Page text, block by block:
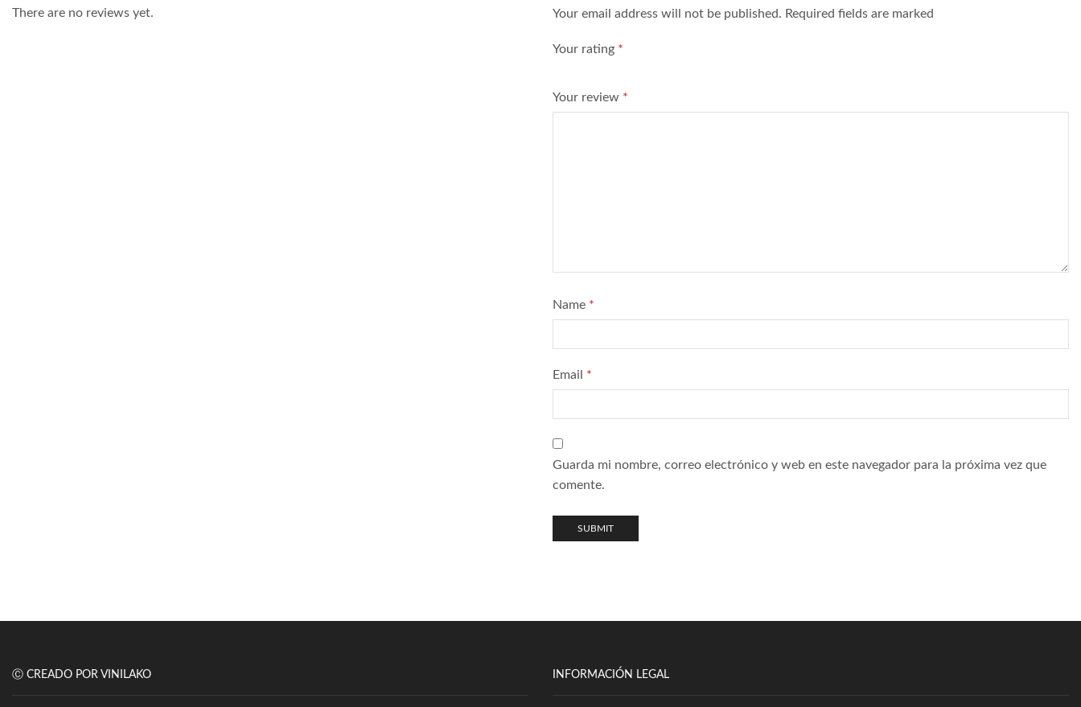
There are no reviews yet. Your email address will not be published. Required fields are marked
Your rating *
Your review *
Name *
Email *
Guarda mi nombre, correo electrónico y web en este navegador para la próxima vez que
comente.
Ⓒ CREADO POR VINILAKO INFORMACIÓN LEGAL